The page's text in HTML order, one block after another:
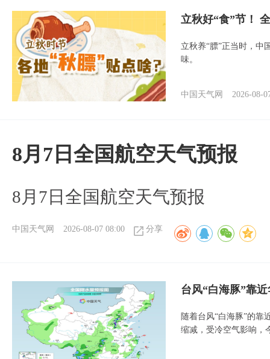
立秋好“食”节！
立秋养“膘”正当时，中
味。
中国天气网 2026-08-
8月7日全国航空天气预报
8月7日全国航空天气预报
中国天气网 2026-08-07 08:00 分享
台风“白海豚”靠
随着台风“白海豚”的靠
缩减，受冷空气影响，